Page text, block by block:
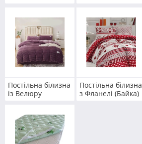
Постільна білизна
із Велюру
Постільна білизна
з Фланелі (Байка)